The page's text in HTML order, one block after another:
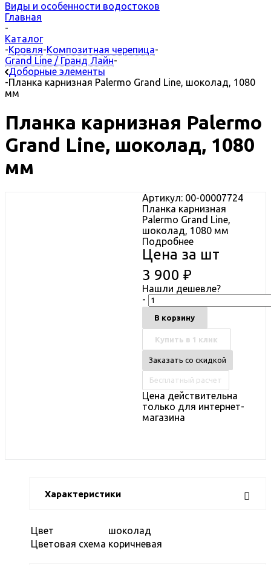
Виды и особенности водостоков
Главная
-
Каталог
-Кровля-Композитная черепица-
Grand Line / Гранд Лайн-
Доборные элементы
-Планка карнизная Palermo Grand Line, шоколад, 1080
мм
Планка карнизная Palermo
Grand Line, шоколад, 1080
мм
Артикул: 00-00007724
Планка карнизная
Palermo Grand Line,
шоколад, 1080 мм
Подробнее
Цена за шт
3 900 ₽
Нашли дешевле?
-
В корзину
Купить в 1 клик
Заказать со скидкой
Бесплатный расчет
Цена действительна
только для интернет-
магазина
Характеристики
Цвет
шоколад
Цветовая схема коричневая